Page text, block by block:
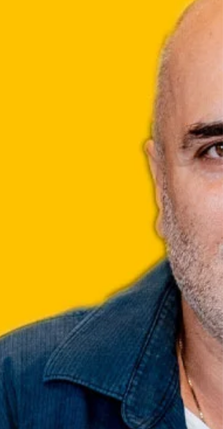
yolu, yalnızca bedensel yaraları değil;
zihindeki zehirli sesleri susturmayı da
gerektirir." İnsan doğduğu yerin uzantısıdır.
Toprağı kaderini, emeği şansını, insanları
yalnızlığını biçimlendirir. Özellikle
geleceği şekillendiren etkenlerin yalnızca